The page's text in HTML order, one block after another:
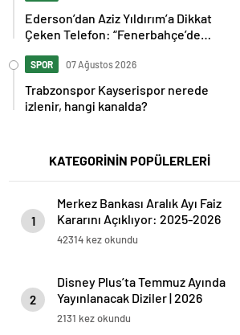
Ederson’dan Aziz Yıldırım’a Dikkat
Çeken Telefon: “Fenerbahçe’de
SPOR 07 Ağustos 2026
Trabzonspor Kayserispor nerede
izlenir, hangi kanalda?
KATEGORİNİN POPÜLERLERİ
1
Merkez Bankası Aralık Ayı Faiz
Kararını Açıklıyor: 2025-2026
Takvimi
42314 kez okundu
2
Disney Plus’ta Temmuz Ayında
Yayınlanacak Diziler | 2026
Güncel Yayın Takvimi
2131 kez okundu